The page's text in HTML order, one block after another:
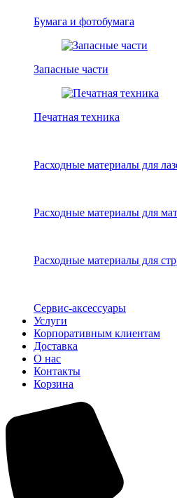
Бумага и фотобумага
Запасные части
Печатная техника
Расходные материалы для
Расходные материалы для
Расходные материалы для
Сервис-аксессуары
Услуги
Корпоративным клиентам
Доставка
О нас
Контакты
Корзина